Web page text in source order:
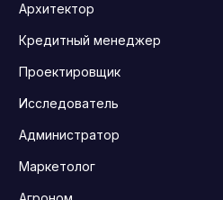
Архитектор
Кредитный менеджер
Проектировщик
Исследователь
Администратор
Маркетолог